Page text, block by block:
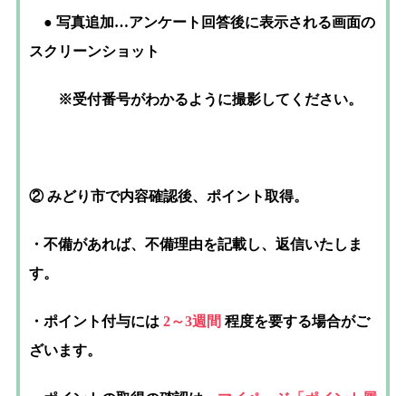
● 写真追加…アンケート回答後に表示される画面の
スクリーンショット
※受付番号がわかるように撮影してください。
② みどり市で内容確認後、ポイント取得。
・不備があれば、不備理由を記載し、返信いたしま
す。
・ポイント付与には 2～3週間 程度を要する場合がご
ざいます。